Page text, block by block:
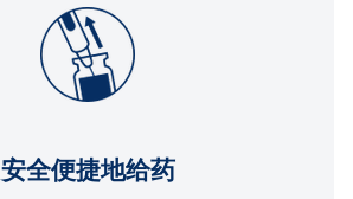
安全便捷地给药